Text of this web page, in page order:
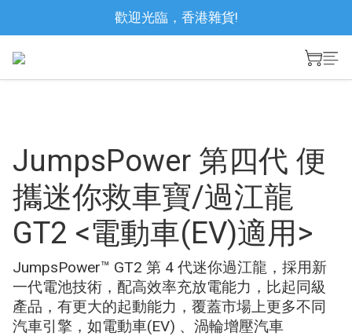
歡迎光臨，香港雜貨!
JumpsPower 第四代 便
攜迷你救車寶/過江龍
GT2 <電動車(EV)適用>
JumpsPower™ GT2 第 4 代迷你過江龍，採用新
一代電池技術，配高效率充放電能力，比起同級
產品，有更大的起動能力，覆蓋市場上更多不同
汽車引擎，如電動車(EV) 、渦輪增壓汽車